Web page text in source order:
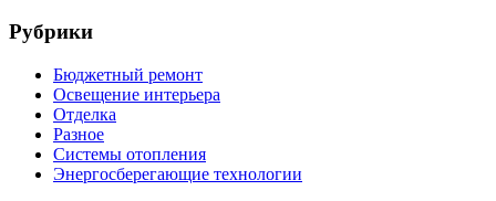
Рубрики
Бюджетный ремонт
Освещение интерьера
Отделка
Разное
Системы отопления
Энергосберегающие технологии